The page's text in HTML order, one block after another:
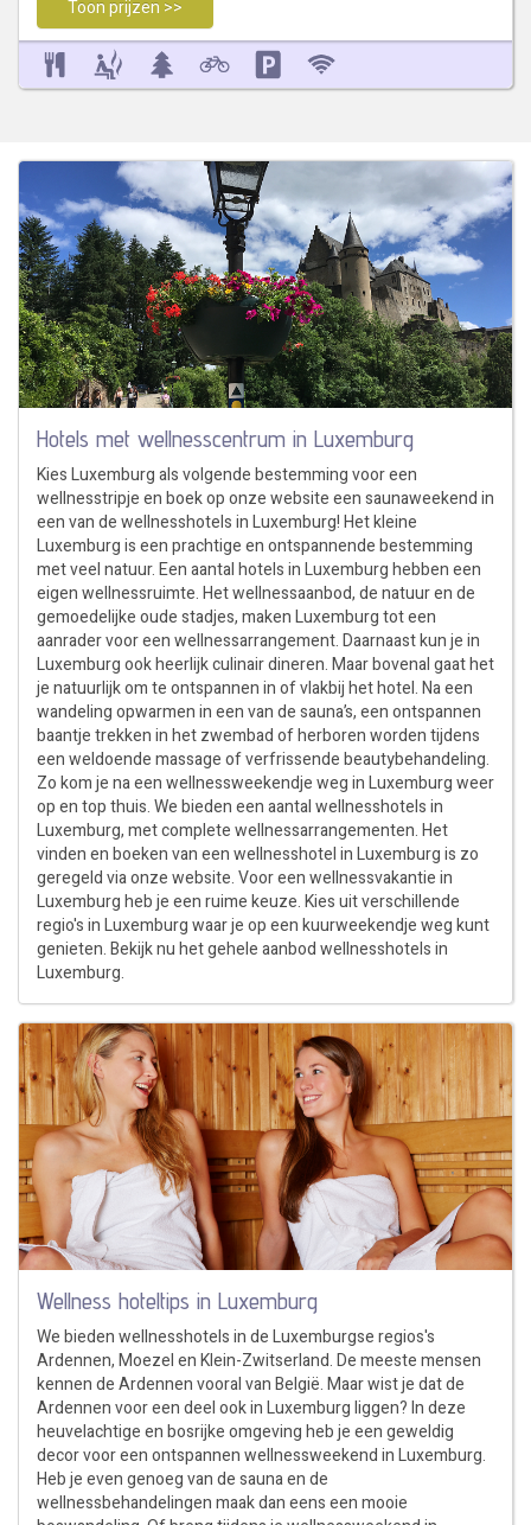
Toon prijzen >>
Hotels met wellnesscentrum in Luxemburg
Kies Luxemburg als volgende bestemming voor een
wellnesstripje en boek op onze website een saunaweekend in
een van de wellnesshotels in Luxemburg! Het kleine
Luxemburg is een prachtige en ontspannende bestemming
met veel natuur. Een aantal hotels in Luxemburg hebben een
eigen wellnessruimte. Het wellnessaanbod, de natuur en de
gemoedelijke oude stadjes, maken Luxemburg tot een
aanrader voor een wellnessarrangement. Daarnaast kun je in
Luxemburg ook heerlijk culinair dineren. Maar bovenal gaat het
je natuurlijk om te ontspannen in of vlakbij het hotel. Na een
wandeling opwarmen in een van de sauna’s, een ontspannen
baantje trekken in het zwembad of herboren worden tijdens
een weldoende massage of verfrissende beautybehandeling.
Zo kom je na een wellnessweekendje weg in Luxemburg weer
op en top thuis. We bieden een aantal wellnesshotels in
Luxemburg, met complete wellnessarrangementen. Het
vinden en boeken van een wellnesshotel in Luxemburg is zo
geregeld via onze website. Voor een wellnessvakantie in
Luxemburg heb je een ruime keuze. Kies uit verschillende
regio's in Luxemburg waar je op een kuurweekendje weg kunt
genieten. Bekijk nu het gehele aanbod wellnesshotels in
Luxemburg.
Wellness hoteltips in Luxemburg
We bieden wellnesshotels in de Luxemburgse regios's
Ardennen, Moezel en Klein-Zwitserland. De meeste mensen
kennen de Ardennen vooral van België. Maar wist je dat de
Ardennen voor een deel ook in Luxemburg liggen? In deze
heuvelachtige en bosrijke omgeving heb je een geweldig
decor voor een ontspannen wellnessweekend in Luxemburg.
Heb je even genoeg van de sauna en de
wellnessbehandelingen maak dan eens een mooie